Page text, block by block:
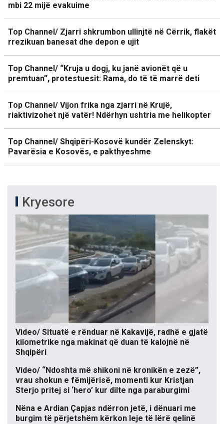
mbi 22 mijë evakuime
Top Channel/ Zjarri shkrumbon ullinjtë në Cërrik, flakët
rrezikuan banesat dhe depon e ujit
Top Channel/ “Kruja u dogj, ku janë avionët që u
premtuan”, protestuesit: Rama, do të të marrë deti
Top Channel/ Vijon frika nga zjarri në Krujë,
riaktivizohet një vatër! Ndërhyn ushtria me helikopter
Top Channel/ Shqipëri-Kosovë kundër Zelenskyt:
Pavarësia e Kosovës, e pakthyeshme
Kryesore
Video/ Situatë e rënduar në Kakavijë, radhë e gjatë
kilometrike nga makinat që duan të kalojnë në
Shqipëri
Video/ “Ndoshta më shikoni në kronikën e zezë”,
vrau shokun e fëmijërisë, momenti kur Kristjan
Sterjo pritej si ‘hero’ kur dilte nga paraburgimi
Nëna e Ardian Çapjas ndërron jetë, i dënuari me
burgim të përjetshëm kërkon leje të lërë qelinë